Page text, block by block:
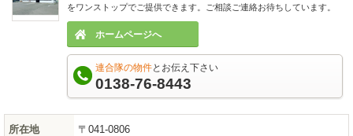
をワンストップでご提供できます。ご相談ご連絡お待ちしています。
ホームページへ
連合隊の物件とお伝え下さい
0138-76-8443
所在地
〒041-0806